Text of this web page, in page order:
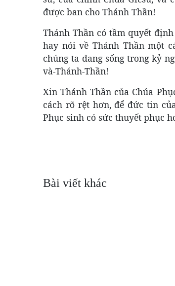
được ban cho Thánh Thần!
Thánh Thần có tầm quyết
hay nói về Thánh Thần một
chúng ta đang sống trong kỷ
và-Thánh-Thần!
Xin Thánh Thần của Chúa
cách rõ rệt hơn, để đức tin
Phục sinh có sức thuyết phục
Bài viết khác